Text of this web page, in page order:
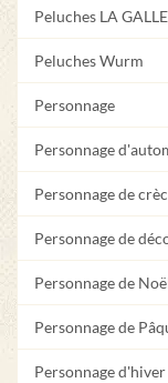
Peluches LA
Peluches Wurm
Personnage
Personnage
Personnage de
Personnage de
Personnage de
Personnage de
Personnage d'hiver